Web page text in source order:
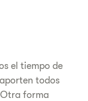
el tiempo de
todos
Otra forma